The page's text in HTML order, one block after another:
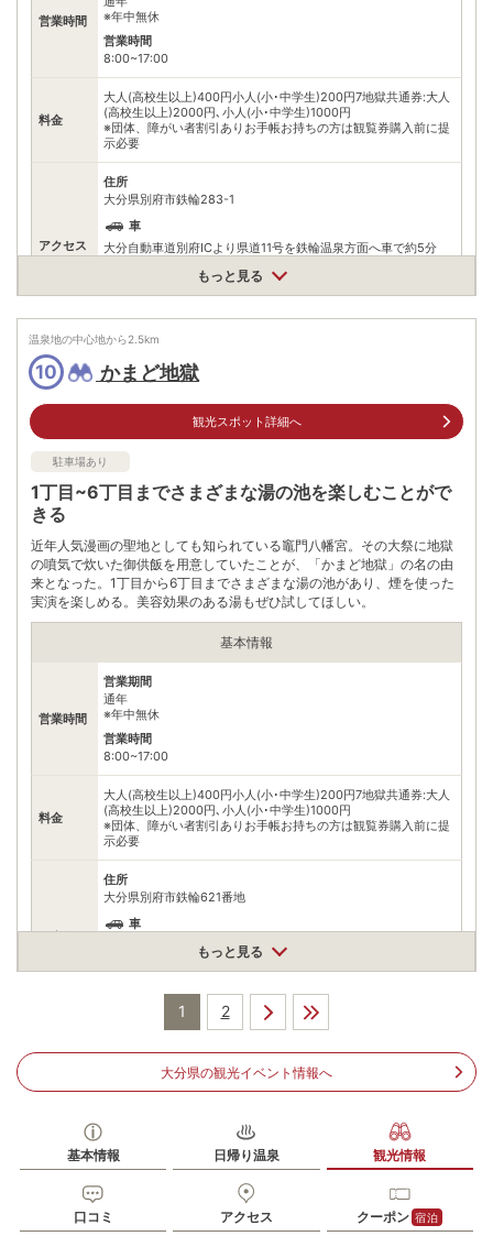
営業時間
※年中無休
営業時間
8:00~17:00
料金
大人(高校生以上)400円小人(小･中学生)200円7地獄共通券:大人
(高校生以上)2000円､小人(小･中学生)1000円
※団体、障がい者割引ありお手帳お持ちの方は観覧券購入前に提
示必要
アクセス
住所
大分県別府市鉄輪283-1
車
大分自動車道別府ICより県道11号を鉄輪温泉方面へ車で約5分
JR別府駅から亀の井バス(2･5･41･43番鉄輪行き鉄輪バス停)で
駐車場 無料（50台）
電話番号
0977661577
※問い合わせ先：別府地獄組合
※ 掲載情報は変更になる場合があります。最新の内容はご利用前にご自身でお
問合せください。
※ 料金情報は税込・税抜表記が混ざっております。正しい金額はご利用前にご
自身でお問合せください。
もっと見る
温泉地の中心地から2.5km
10 かまど地獄
観光スポット詳細へ
駐車場あり
1丁目~6丁目までさまざまな湯の池を楽しむことがで
きる
近年人気漫画の聖地としても知られている竈門八幡宮。その大祭に地獄
の噴気で炊いた御供飯を用意していたことが、「かまど地獄」の名の由
来となった。1丁目から6丁目までさまざまな湯の池があり、煙を使った
実演を楽しめる。美容効果のある湯もぜひ試してほしい。
基本情報
営業時間
営業期間
通年
※年中無休
営業時間
8:00~17:00
料金
大人(高校生以上)400円小人(小･中学生)200円7地獄共通券:大人
(高校生以上)2000円､小人(小･中学生)1000円
※団体、障がい者割引ありお手帳お持ちの方は観覧券購入前に提
示必要
アクセス
住所
大分県別府市鉄輪621番地
車
別府ICより車で約5分
公共交通機関
JR別府駅西口より｢鉄輪｣を経由のバスで｢鉄輪｣下車｡徒歩約8分
無料（50台）
0977660178
問合せください。
※ 料金情報は税込・税抜表記が混ざっております。正しい金額はご利用前にご
自身でお問合せください。
もっと見る
1 2
大分県の観光イベント情報へ
基本情報 日帰り温泉 観光情報
口コミ アクセス クーポン 宿泊